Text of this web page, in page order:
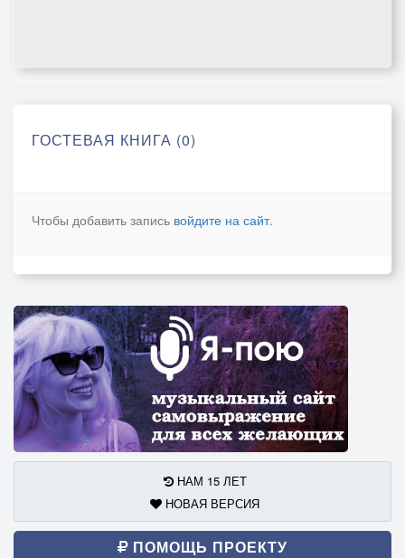
ГОСТЕВАЯ КНИГА (0)
Чтобы добавить запись войдите на сайт.
НАМ 15 ЛЕТ
НОВАЯ ВЕРСИЯ
ПОМОЩЬ ПРОЕКТУ